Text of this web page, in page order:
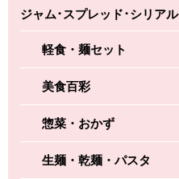
ジャム･スプレッド･シリアル
軽食・麺セット
美食百彩
惣菜・おかず
生麺・乾麺・パスタ